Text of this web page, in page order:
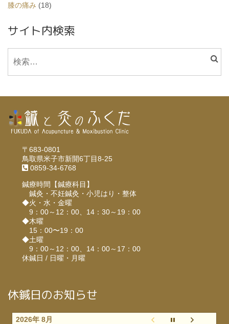
膝の痛み (18)
サイト内検索
〒683-0801
鳥取県米子市新開6丁目8-25
0859-34-6768
鍼療時間【鍼療科目】
鍼灸・不妊鍼灸・小児はり・整体
◆火・水・金曜
9：00～12：00、14：30～19：00
◆木曜
15：00〜19：00
◆土曜
9：00～12：00、14：00～17：00
休鍼日 / 日曜・月曜
休鍼日のお知らせ
2026年 8月